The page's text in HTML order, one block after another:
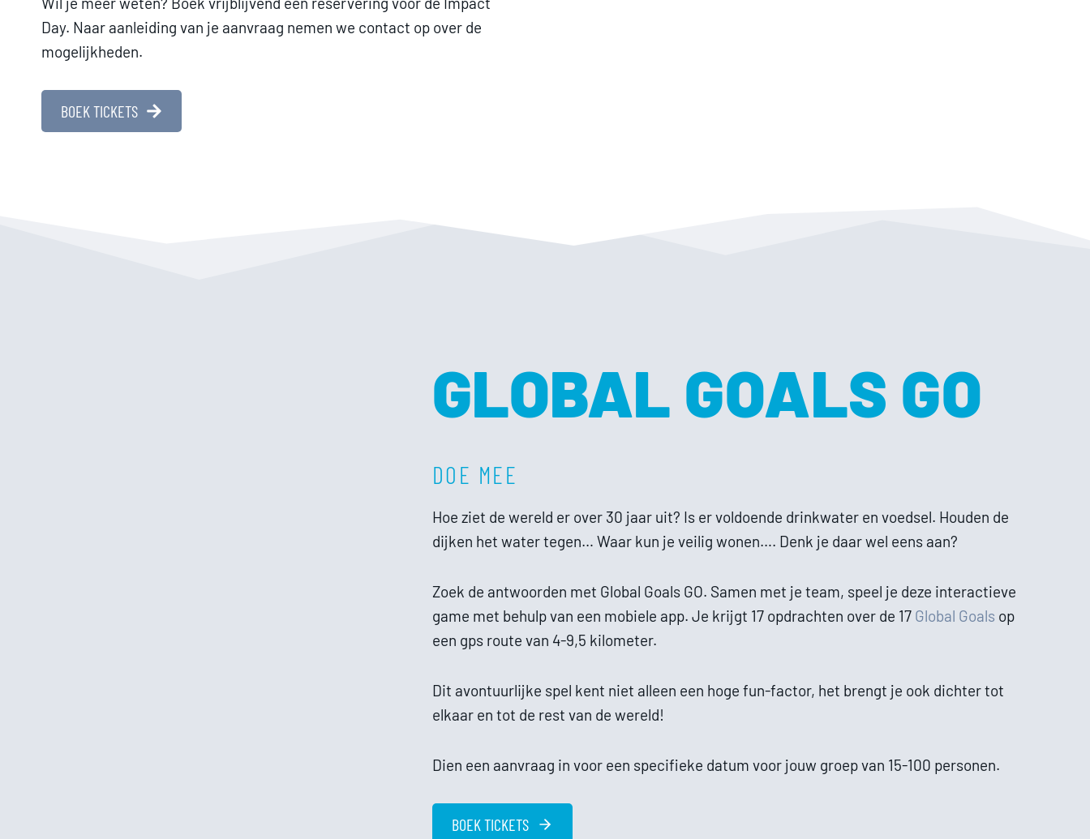
Day. Naar aanleiding van je aanvraag nemen we contact op over de
mogelijkheden.
BOEK TICKETS
GLOBAL GOALS GO
DOE MEE
Hoe ziet de wereld er over 30 jaar uit? Is er voldoende drinkwater en voedsel. Houden de
dijken het water tegen… Waar kun je veilig wonen…. Denk je daar wel eens aan?
Zoek de antwoorden met Global Goals GO. Samen met je team, speel je deze interactieve
game met behulp van een mobiele app. Je krijgt 17 opdrachten over de 17 Global Goals op
een gps route van 4-9,5 kilometer.
Dit avontuurlijke spel kent niet alleen een hoge fun-factor, het brengt je ook dichter tot
elkaar en tot de rest van de wereld!
Dien een aanvraag in voor een specifieke datum voor jouw groep van 15-100 personen.
BOEK TICKETS